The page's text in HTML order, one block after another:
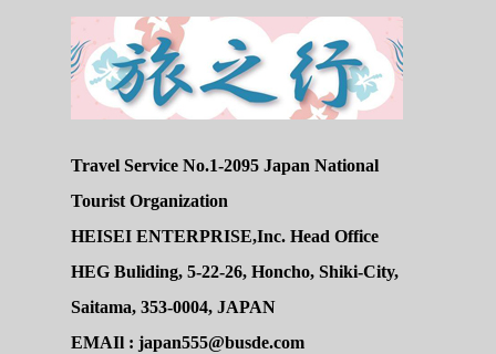
Travel Service No.1-2095 Japan National
Tourist Organization
HEISEI ENTERPRISE,Inc. Head Office
HEG Buliding, 5-22-26, Honcho, Shiki-City,
Saitama, 353-0004, JAPAN
EMAIl : japan555@busde.com